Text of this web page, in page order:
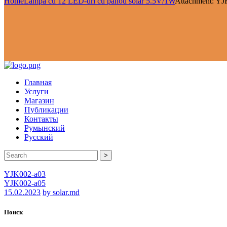
Главная
Услуги
Магазин
Публикации
Контакты
Румынский
Русский
>
YJK002-a03
YJK002-a05
15.02.2023 by solar.md
Поиск